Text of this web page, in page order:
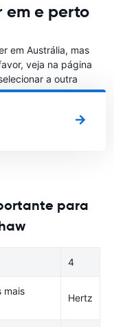
em e perto
em Austrália, mas
veja na página
a outra
um carro
para
4
mais
Hertz